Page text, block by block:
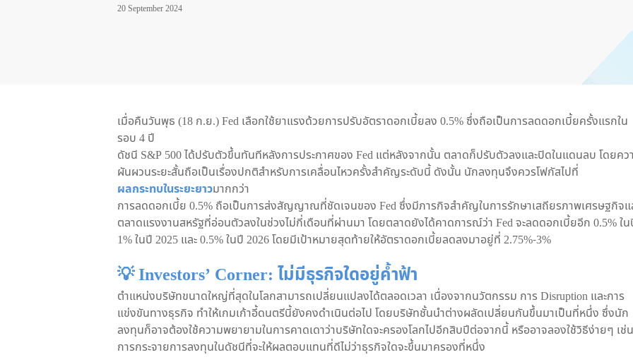
20 September 2024
เมื่อคืนวันพุธ (18 ก.ย.) Fed เลือกใช้ยาแรงด้วยการปรับอัตราดอกเบี้ยลง 0.5% ซึ่งถือเป็นการลดดอกเบี้ยครั้งแรกใน
รอบ 4 ปี
ดัชนี S&P 500 ได้ปรับตัวขึ้นทันทีหลังการประกาศของ Fed แต่หลังจากนั้น ตลาดก็ปรับตัวลงและปิดในแดนลบ โดยคว
ผันผวนระยะสั้นถือเป็นเรื่องปกติสำหรับการเคลื่อนไหวครั้งสำคัญระดับนี้ ดังนั้น นักลงทุนจึงควรโฟกัสไปที่
ผลกระทบในระยะยาวมากกว่า
การลดดอกเบี้ย 0.5% ถือเป็นการส่งสัญญาณที่ชัดเจนของ Fed ซึ่งมีภารกิจสำคัญในการรักษาเสถียรภาพเศรษฐกิจแ
ตลาดแรงงานสหรัฐที่อ่อนตัวลงในช่วงไม่กี่เดือนที่ผ่านมา โดยตลาดยังได้คาดการณ์ว่า Fed จะลดดอกเบี้ยอีก 0.5% ใ
1% ในปี 2025 และ 0.5% ในปี 2026 โดยมีเป้าหมายสุดท้ายให้อัตราดอกเบี้ยลดลงมาอยู่ที่ 2.75%-3%
💡 Investors’ Corner: ไม่มีธุรกิจใดอยู่ค้ำฟ้า
ตำแหน่งบริษัทขนาดใหญ่ที่สุดในโลกสามารถเปลี่ยนแปลงได้ตลอดเวลา เนื่องจากนวัตกรรม การ Disruption และการ
แข่งขันทางธุรกิจ ทำให้เกมเก้าอี้ดนตรีนี้ยังคงดำเนินต่อไป โดยบริษัทชั้นนำต่างผลัดเปลี่ยนกันขึ้นมาเป็นที่หนึ่ง ซึ่งนัก
ลงทุนก็อาจต้องใช้ความพยายามในการคาดเดาว่าบริษัทใดจะครองโลกไปอีกสิบปีต่อจากนี้ หรืออาจลองใช้วิธีง่ายๆ เช่น
การกระจายการลงทุนในดัชนีที่จะให้ผลตอบแทนที่ดีไม่ว่าธุรกิจใดจะขึ้นมาครองที่หนึ่ง